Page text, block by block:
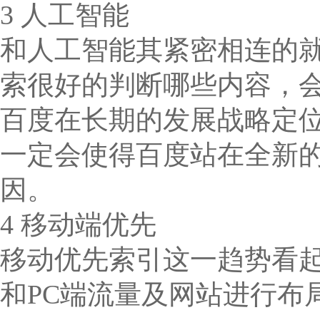
3 人工智能
和人工智能其紧密相连的
索很好的判断哪些内容，
百度在长期的发展战略定
一定会使得百度站在全新
因。
4 移动端优先
移动优先索引这一趋势看
和PC端流量及网站进行布